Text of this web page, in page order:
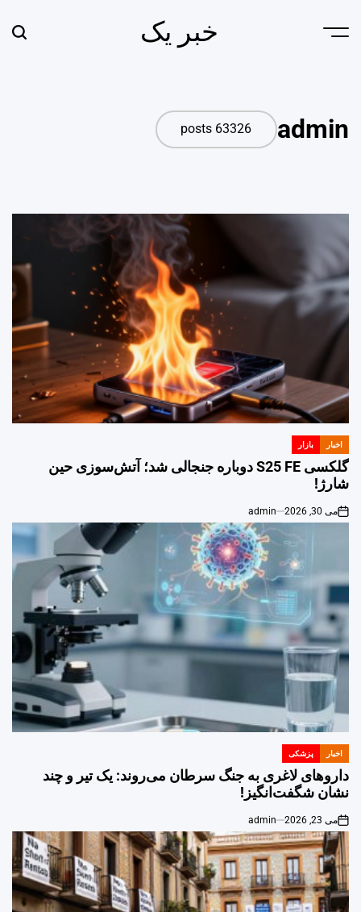
Menu خبر یک
admin
63326 posts
POSTED
IN
اخبار بازار
گلکسی S25 FE دوباره جنجالی شد؛ آتش‌سوزی حین
شارژ!
on
می 30, 2026 admin
POSTED
اخبار پزشکی
داروهای لاغری به جنگ سرطان می‌روند: یک تیر و چند
نشان شگفت‌انگیز!
on
می 23, 2026 admin